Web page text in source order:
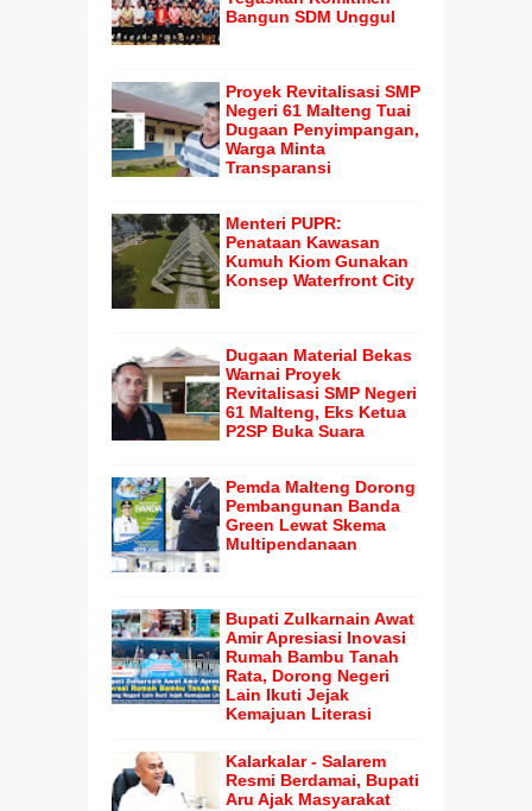
Bangun SDM Unggul
Proyek Revitalisasi SMP
Negeri 61 Malteng Tuai
Dugaan Penyimpangan,
Warga Minta
Transparansi
Menteri PUPR:
Penataan Kawasan
Kumuh Kiom Gunakan
Konsep Waterfront City
Dugaan Material Bekas
Warnai Proyek
Revitalisasi SMP Negeri
61 Malteng, Eks Ketua
P2SP Buka Suara
Pemda Malteng Dorong
Pembangunan Banda
Green Lewat Skema
Multipendanaan
Bupati Zulkarnain Awat
Amir Apresiasi Inovasi
Rumah Bambu Tanah
Rata, Dorong Negeri
Lain Ikuti Jejak
Kemajuan Literasi
Kalarkalar - Salarem
Resmi Berdamai, Bupati
Aru Ajak Masyarakat